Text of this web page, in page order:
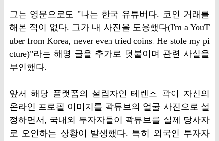
그는 영문으로도 "나는 한국 유튜버다. 코인 거래를
해본 적이 없다. 그가 내 사진을 도용했다(I'm a YouT
uber from Korea, never even tried coins. He stole my pi
cture)"라는 해명 글을 추가로 덧붙이며 관련 사실을
부인했다.
앞서 해당 플랫폼의 설립자인 테렌스 곽이 자신의
온라인 프로필 이미지를 곽튜브의 얼굴 사진으로 설
정하면서, 국내외 투자자들이 곽튜브를 실제 당사자
로 오인하는 상황이 발생했다. 특히 외국인 투자자